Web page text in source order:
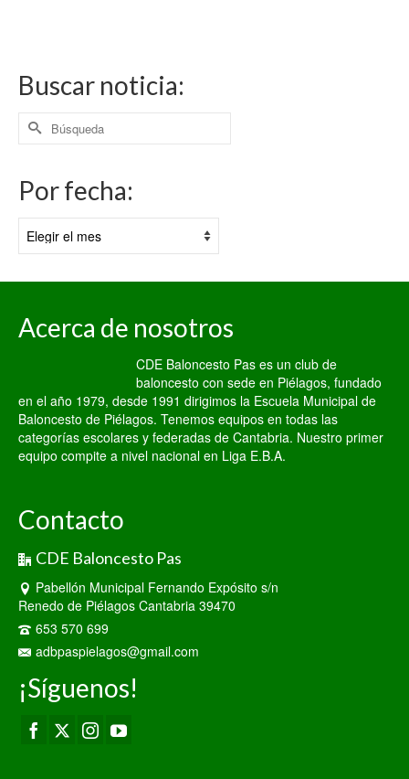
Buscar noticia:
Buscar
por:
Por fecha:
fecha:
Acerca de nosotros
CDE Baloncesto Pas es un club de
baloncesto con sede en Piélagos, fundado
en el año 1979, desde 1991 dirigimos la Escuela Municipal de
Baloncesto de Piélagos. Tenemos equipos en todas las
categorías escolares y federadas de Cantabria. Nuestro primer
equipo compite a nivel nacional en Liga E.B.A.
Contacto
CDE Baloncesto Pas
Pabellón Municipal Fernando Expósito s/n
Renedo de Piélagos Cantabria 39470
653 570 699
adbpaspielagos@gmail.com
¡Síguenos!